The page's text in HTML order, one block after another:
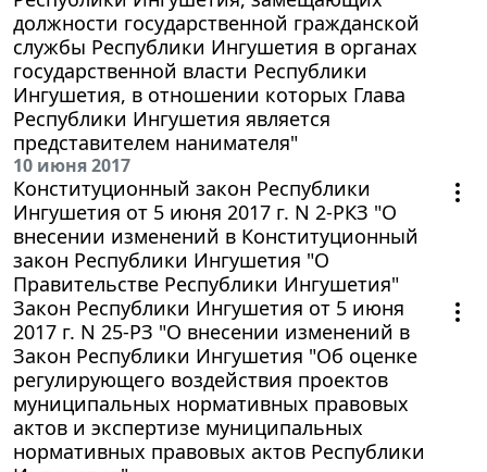
должности государственной гражданской
службы Республики Ингушетия в органах
государственной власти Республики
Ингушетия, в отношении которых Глава
Республики Ингушетия является
представителем нанимателя"
10 июня 2017
Конституционный закон Республики
Ингушетия от 5 июня 2017 г. N 2-РКЗ "О
внесении изменений в Конституционный
закон Республики Ингушетия "О
Правительстве Республики Ингушетия"
Закон Республики Ингушетия от 5 июня
2017 г. N 25-РЗ "О внесении изменений в
Закон Республики Ингушетия "Об оценке
регулирующего воздействия проектов
муниципальных нормативных правовых
актов и экспертизе муниципальных
нормативных правовых актов Республики